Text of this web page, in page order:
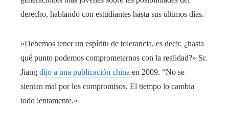
derecho, hablando con estudiantes hasta sus últimos días.
«Debemos tener un espíritu de tolerancia, es decir, ¿hasta
qué punto podemos comprometernos con la realidad?» Sr.
Jiang dijo a una publicación china en 2009. “No se
sientan mal por los compromisos. El tiempo lo cambia
todo lentamente.»